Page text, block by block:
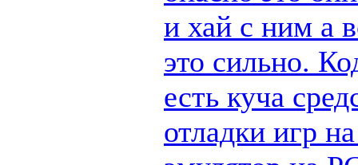
и хай с ним а
это сильно.
есть куча
отладки игр